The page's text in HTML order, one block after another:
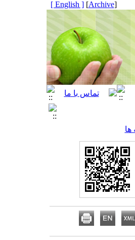
[
Archive
]
[ English ]